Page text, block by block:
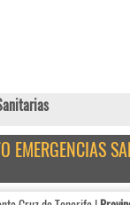
EMERGENCIAS